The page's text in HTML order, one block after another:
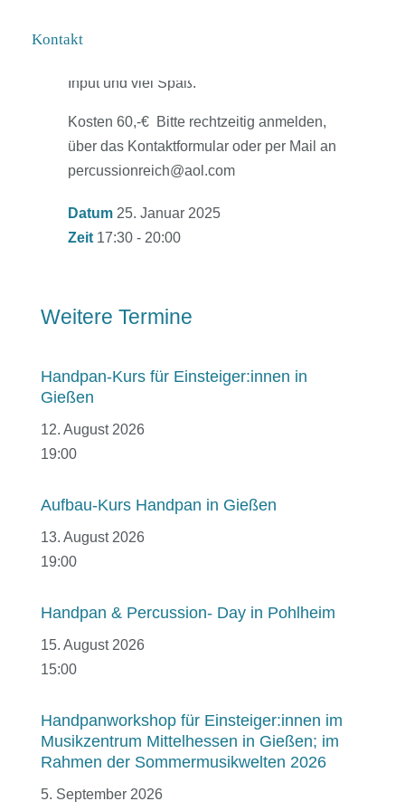
auf Anfrage auch spezielle Tunings,
Input und viel Spaß.
Kosten 60,-€ Bitte rechtzeitig anmelden,
über das Kontaktformular oder per Mail an
percussionreich@aol.com
Datum 25. Januar 2025
Zeit 17:30 - 20:00
Weitere Termine
Handpan-Kurs für Einsteiger:innen in
Gießen
12. August 2026
19:00
Aufbau-Kurs Handpan in Gießen
13. August 2026
19:00
Handpan & Percussion- Day in Pohlheim
15. August 2026
15:00
Handpanworkshop für Einsteiger:innen im
Musikzentrum Mittelhessen in Gießen; im
Rahmen der Sommermusikwelten 2026
5. September 2026
Kontakt